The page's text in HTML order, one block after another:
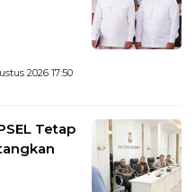
2026 17:50
Tetap